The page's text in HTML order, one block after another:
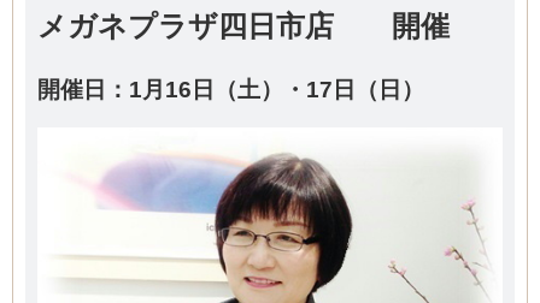
メガネプラザ四日市店 開催
開催日：1月16日（土）・17日（日）